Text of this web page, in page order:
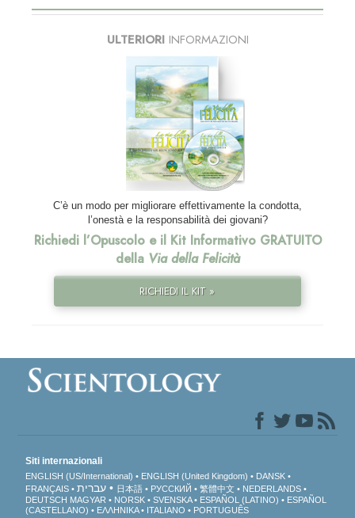
ULTERIORIINFORMAZIONI
C’è un modo per migliorare effettivamente la condotta,
l’onestà e la responsabilità dei giovani?
Richiedi l’Opuscolo e il Kit Informativo GRATUITO
della Via della Felicità
RICHIEDI IL KIT »
Siti internazionali
ENGLISH (US/International) ENGLISH (United Kingdom)
DANSK
FRANÇAIS
עברית 日本語 РУССКИЙ 繁體中文
NEDERLANDS
DEUTSCH MAGYAR NORSK SVENSKA ESPAÑOL (LATINO)
ESPAÑOL
(CASTELLANO)
ΕΛΛΗΝΙΚA ITALIANO PORTUGUÊS